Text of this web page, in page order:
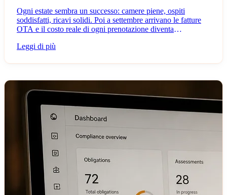
Ogni estate sembra un successo: camere piene, ospiti
soddisfatti, ricavi solidi. Poi a settembre arrivano le fatture
OTA e il costo reale di ogni prenotazione diventa
canale di prenotazione diretta è adesso, non il prossimo
Leggi di più